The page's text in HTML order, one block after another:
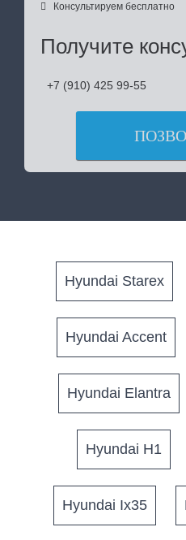
 Консультируем бесплатно
Получите
+7 (910) 425 99-55
Hyundai Starex
Hyundai Accent
Hyundai Elantra
Hyundai H1
Hyundai Ix35